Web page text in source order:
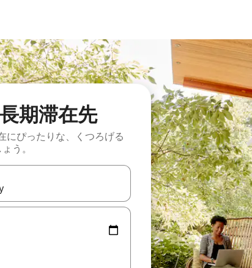
期滞在先
にぴったりな、くつろげる
う。
ら、上下の矢印キーを使って移動するか、画面をタッチまた